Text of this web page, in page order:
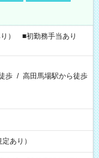
） ■初勤務手当あり
歩 / 高田馬場駅から徒歩
あり）